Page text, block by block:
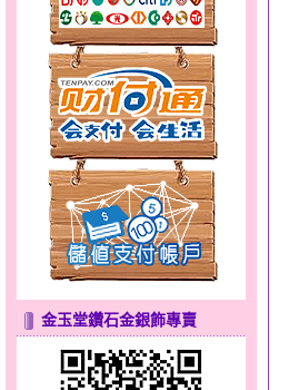
貓頭鷹～黃金耳環
甜心女孩～金銀鋼女套鍊
金玉堂鑽石金銀飾專賣